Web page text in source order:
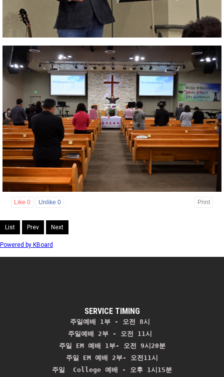
Like 0 Unlike 0 Print
List Prev Next
Powered by KBoard
SERVICE TIMING
주일예배 1부 - 오전 8시
주일예배 2부 - 오전 11시
주일 EM 예배 1부- 오전 9시20분
주일 EM 예배 2부- 오전11시
주일  College 예배 - 오후 1시15분